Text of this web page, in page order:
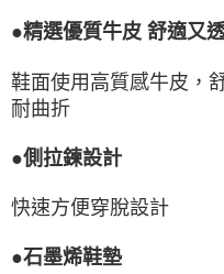
●精選優質牛皮 舒適又
鞋面使用高質感牛皮，
耐曲折
●側拉鍊設計
快速方便穿脫設計
●石墨烯鞋墊